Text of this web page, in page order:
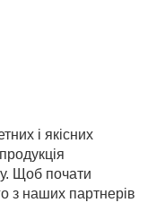
і якісних
Щоб почати
з наших партнерів